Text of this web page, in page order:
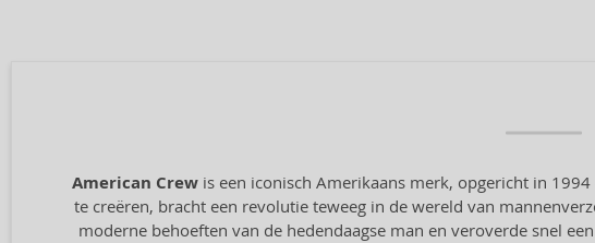
American Crew is een iconisch Amerikaans merk, opgericht in
te creëren, bracht een revolutie teweeg in de wereld van
moderne behoeften van de hedendaagse man en veroverde snel